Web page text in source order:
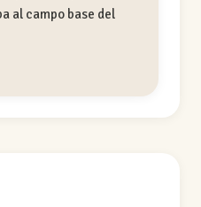
al campo base del